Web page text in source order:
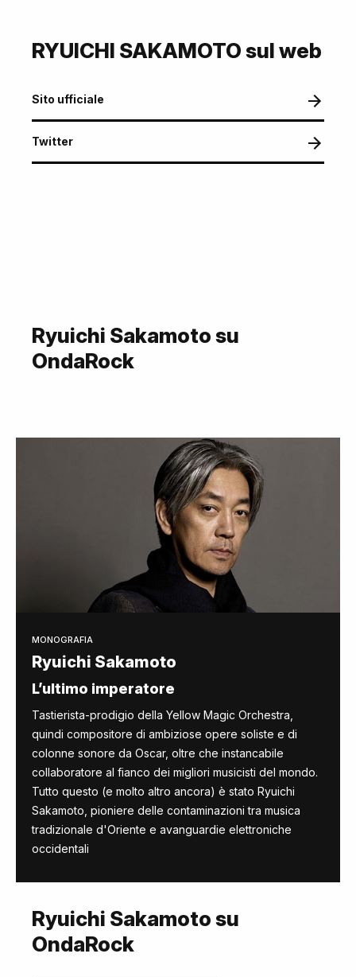
RYUICHI SAKAMOTO sul web
Sito ufficiale
Twitter
Ryuichi Sakamoto su
OndaRock
MONOGRAFIA
Ryuichi Sakamoto
L’ultimo imperatore
Tastierista-prodigio della Yellow Magic Orchestra,
quindi compositore di ambiziose opere soliste e di
colonne sonore da Oscar, oltre che instancabile
collaboratore al fianco dei migliori musicisti del mondo.
Tutto questo (e molto altro ancora) è stato Ryuichi
Sakamoto, pioniere delle contaminazioni tra musica
tradizionale d'Oriente e avanguardie elettroniche
occidentali
Ryuichi Sakamoto su
OndaRock